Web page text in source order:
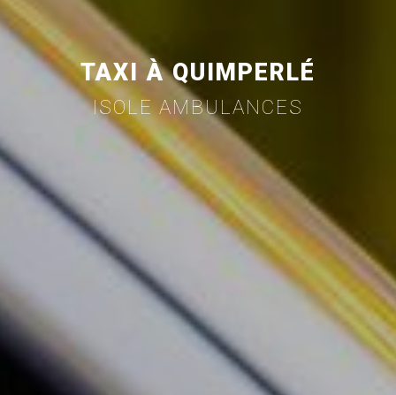
TAXI À QUIMPERLÉ
ISOLE AMBULANCES